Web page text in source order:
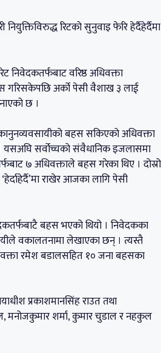
रिटको सुनुवाइ फेरि हेर्दैहेर्दैमा
वरिष्ठ अधिवक्ता
गरिसकेपछि अर्को पेसी वैशाख ३ लाई
छ ।
बहस सकिएको अधिवक्ता
सर्वोच्चको संवैधानिक इजलासमा
७ अधिवक्ताले बहस गरेका थिए । दोस्रो
राखेर आजका लागि पेसी
बहस भएको थियो । निवेदकका
वकालतनामा लेखाएका छन् । त्यस्तै
रमेश बडालसहित १० जना बहसका
प्रकाशमानसिंह राउत तथा
मनोजकुमार शर्मा, कुमार चुडाल र नहकुल